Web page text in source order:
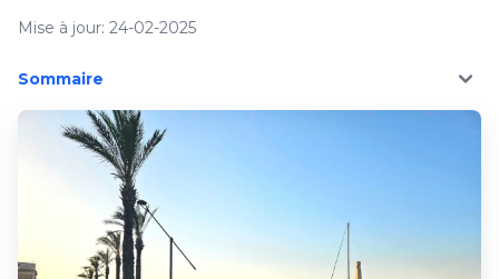
Mise à jour: 24-02-2025
Sommaire